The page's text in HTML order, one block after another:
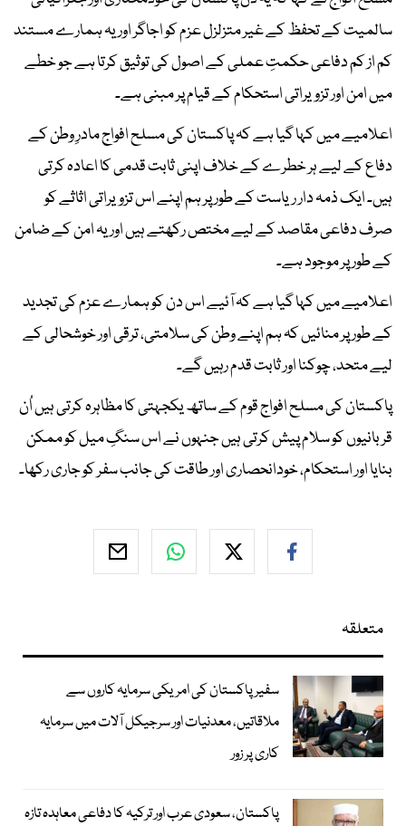
سالمیت کے تحفظ کے غیر متزلزل عزم کو اجاگر اور یہ ہمارے مستند
کم از کم دفاعی حکمتِ عملی کے اصول کی توثیق کرتا ہے جو خطے
میں امن اور تزویراتی استحکام کے قیام پر مبنی ہے۔
اعلامیے میں کہا گیا ہے کہ پاکستان کی مسلح افواج مادرِ وطن کے
دفاع کے لیے ہر خطرے کے خلاف اپنی ثابت قدمی کا اعادہ کرتی
ہیں۔ ایک ذمہ دار ریاست کے طور پر ہم اپنے اس تزویراتی اثاثے کو
صرف دفاعی مقاصد کے لیے مختص رکھتے ہیں اور یہ امن کے ضامن
کے طور پر موجود ہے۔
اعلامیے میں کہا گیا ہے کہ آئیے اس دن کو ہمارے عزم کی تجدید
کے طور پر منائیں کہ ہم اپنے وطن کی سلامتی، ترقی اور خوشحالی کے
لیے متحد، چوکنا اور ثابت قدم رہیں گے۔
پاکستان کی مسلح افواج قوم کے ساتھ یکجہتی کا مظاہرہ کرتی ہیں اُن
قربانیوں کو سلام پیش کرتی ہیں جنہوں نے اس سنگِ میل کو ممکن
بنایا اور استحکام، خودانحصاری اور طاقت کی جانب سفر کو جاری رکھا۔
متعلقہ
سفیر پاکستان کی امریکی سرمایہ کاروں سے
ملاقاتیں، معدنیات اور سرجیکل آلات میں سرمایہ
کاری پر زور
پاکستان، سعودی عرب اور ترکیہ کا دفاعی معاہدہ تازہ